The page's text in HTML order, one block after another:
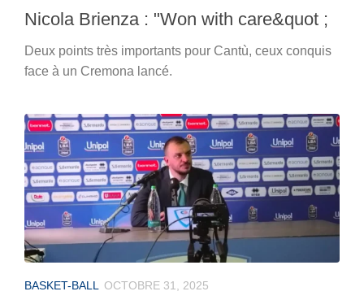
Nicola Brienza : "Won with care&quot ;
Deux points très importants pour Cantù, ceux conquis
face à un Cremona lancé.
BASKET-BALL OCTOBRE 31, 2025